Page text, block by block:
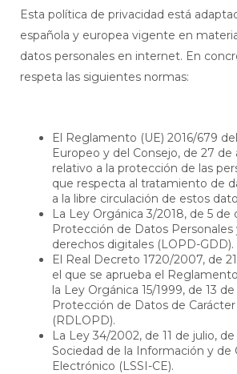
Esta política de privacidad está
española y europea vigente en
datos personales en internet. En
respeta las siguientes normas:
El Reglamento (UE) 2016/679
Europeo y del Consejo, de 27 de
relativo a la protección de las
que respecta al tratamiento de
a la libre circulación de estos
La Ley Orgánica 3/2018, de 5 de
Protección de Datos Personales
derechos digitales (LOPD-GDD).
El Real Decreto 1720/2007, de
el que se aprueba el
la Ley Orgánica 15/1999, de 13
Protección de Datos de
(RDLOPD).
La Ley 34/2002, de 11 de julio,
Sociedad de la Información y de
Electrónico (LSSI-CE).